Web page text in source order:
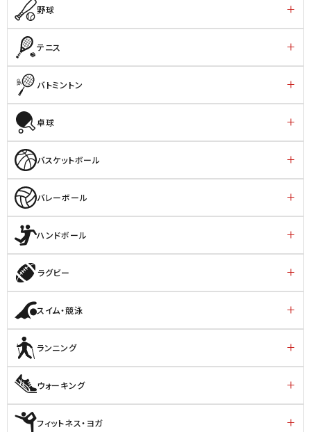
野球
テニス
バトミントン
卓球
バスケットボール
バレーボール
ハンドボール
ラグビー
スイム・競泳
ランニング
ウォーキング
フィットネス・ヨガ